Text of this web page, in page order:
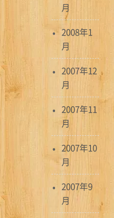
月
2008年1
月
2007年12
月
2007年11
月
2007年10
月
2007年9
月